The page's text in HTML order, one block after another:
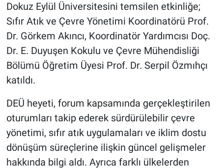
Dokuz Eylül Üniversitesini temsilen etkinliğe;
Sıfır Atık ve Çevre Yönetimi Koordinatörü Prof.
Dr. Görkem Akıncı, Koordinatör Yardımcısı Doç.
Dr. E. Duyuşen Kokulu ve Çevre Mühendisliği
Bölümü Öğretim Üyesi Prof. Dr. Serpil Özmıhçı
katıldı.
DEÜ heyeti, forum kapsamında gerçekleştirilen
oturumları takip ederek sürdürülebilir çevre
yönetimi, sıfır atık uygulamaları ve iklim dostu
dönüşüm süreçlerine ilişkin güncel gelişmeler
hakkında bilgi aldı. Ayrıca farklı ülkelerden